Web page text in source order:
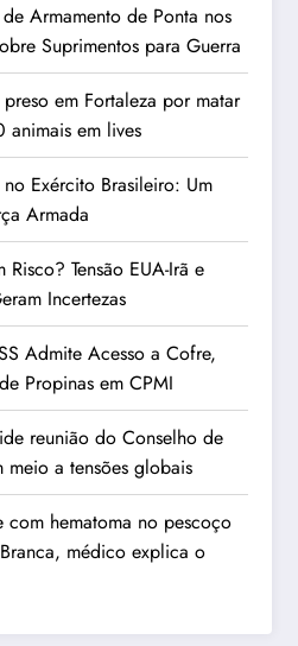
Armamento de Ponta nos
Suprimentos para Guerra
em Fortaleza por matar
animais em lives
Exército Brasileiro: Um
Armada
Tensão EUA-Irã e
Incertezas
Admite Acesso a Cofre,
Propinas em CPMI
reunião do Conselho de
a tensões globais
com hematoma no pescoço
médico explica o